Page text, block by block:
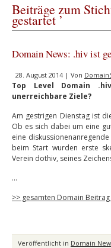
Beiträge zum
gestartet ’
Domain News: .hiv ist
28. August 2014 | Von
Top Level Domain
unerreichbare Ziele?
Am gestrigen Dienstag ist
Ob es sich dabei um eine
eine
beim Start wurden erste
Verein dothiv, seines
…
>> gesamten Domain
Veröffentlicht in Domain